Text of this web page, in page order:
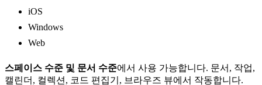
iOS
Windows
Web
스페이스 수준 및 문서 수준에서 사용 가능합니다. 문서, 작업,
캘린더, 컬렉션, 코드 편집기, 브라우즈 뷰에서 작동합니다.